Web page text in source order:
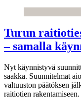
Turun
– samalla
Nyt käynnistyvä
saakka. Suunnitelmat
valtuuston päätöksen
raitiotien rakentamiseen.